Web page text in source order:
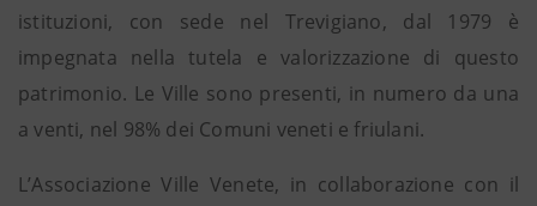
istituzioni, con sede nel Trevigiano, dal 1979 è
impegnata nella tutela e valorizzazione di questo
patrimonio. Le Ville sono presenti, in numero da una
a venti, nel 98% dei Comuni veneti e friulani.
L’Associazione Ville Venete, in collaborazione con il